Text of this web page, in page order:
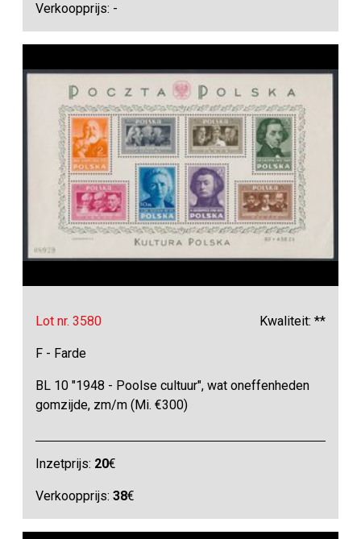
Verkoopprijs: -
Lot nr. 3580 Kwaliteit: **
F - Farde
BL 10 "1948 - Poolse cultuur", wat oneffenheden
gomzijde, zm/m (Mi. €300)
Inzetprijs: 20€
Verkoopprijs:38€